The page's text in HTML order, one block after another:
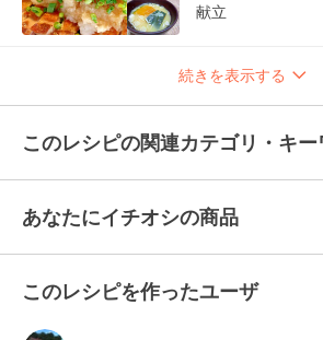
献立
続きを表示する
このレシピの関連カテゴリ・キー
あなたにイチオシの商品
このレシピを作ったユーザ